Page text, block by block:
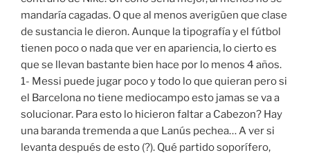
mandaría cagadas. O que al menos averigüen que clase
de sustancia le dieron. Aunque la tipografía y el fútbol
tienen poco o nada que ver en apariencia, lo cierto es
que se llevan bastante bien hace por lo menos 4 años.
1- Messi puede jugar poco y todo lo que quieran pero si
el Barcelona no tiene mediocampo esto jamas se va a
solucionar. Para esto lo hicieron faltar a Cabezon? Hay
una baranda tremenda a que Lanús pechea… A ver si
levanta después de esto (?). Qué partido soporífero,